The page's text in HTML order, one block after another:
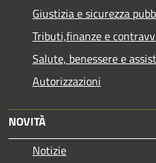
Giustizia e sicurezza
Tributi,finanze e
Salute, benessere e
Autorizzazioni
NOVITÀ
Notizie